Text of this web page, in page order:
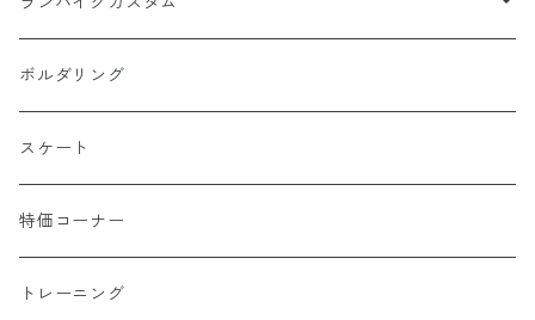
ホイール周り（チューブ・タイヤ含む）
ヘッドギア周り
ハンドル周り
シート周り
ボルダリング
スケート
特価コーナー
トレーニング